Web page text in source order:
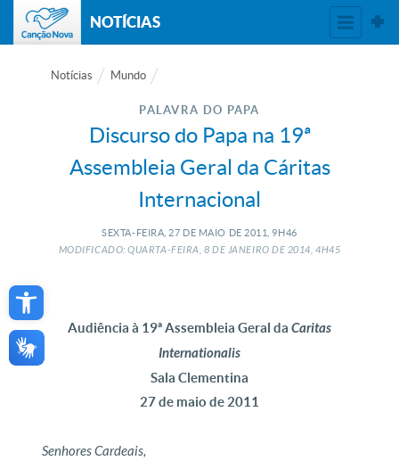
Open toolbar
NOTÍCIAS
Notícias Mundo
PALAVRA DO PAPA
Discurso do Papa na 19ª
Assembleia Geral da Cáritas
Internacional
SEXTA-FEIRA, 27 DE MAIO DE 2011, 9H46
MODIFICADO: QUARTA-FEIRA, 8 DE JANEIRO DE 2014, 4H45
Audiência à 19ª Assembleia Geral da Caritas
Internationalis
Sala Clementina
27 de maio de 2011
Senhores Cardeais,